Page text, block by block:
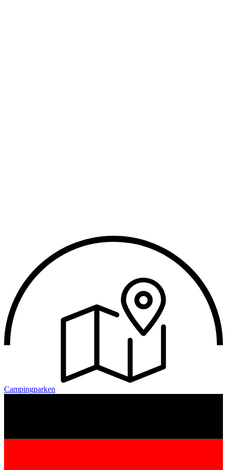
Campingparken